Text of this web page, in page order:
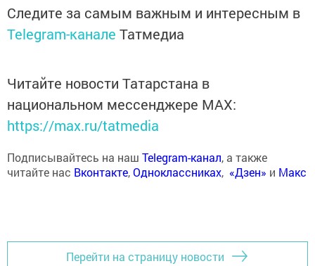
Следите за самым важным и интересным в
Telegram-канале Татмедиа
Читайте новости Татарстана в
национальном мессенджере MАХ:
https://max.ru/tatmedia
Подписывайтесь на наш Telegram-канал, а также
читайте нас Вконтакте,Одноклассниках, «Дзен» и Макс
Перейти на страницу новости